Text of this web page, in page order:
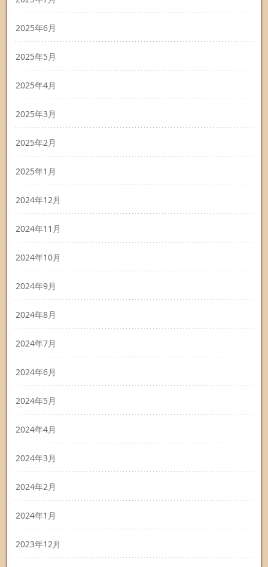
2025年6月
2025年5月
2025年4月
2025年3月
2025年2月
2025年1月
2024年12月
2024年11月
2024年10月
2024年9月
2024年8月
2024年7月
2024年6月
2024年5月
2024年4月
2024年3月
2024年2月
2024年1月
2023年12月